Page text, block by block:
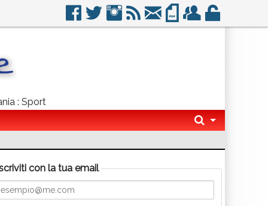
: Sport
con la tua email